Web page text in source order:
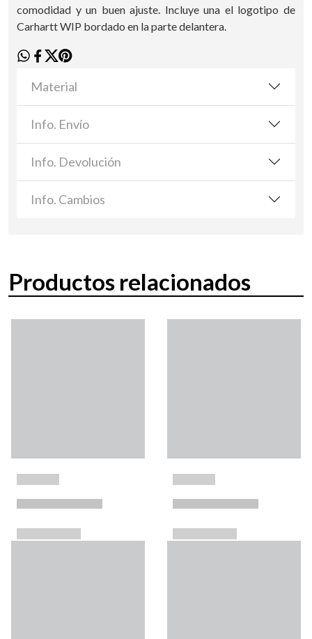
comodidad y un buen ajuste. Incluye una el logotipo de
Carhartt WIP bordado en la parte delantera.
Material
Info. Envío
Info. Devolución
Info. Cambios
Productos relacionados